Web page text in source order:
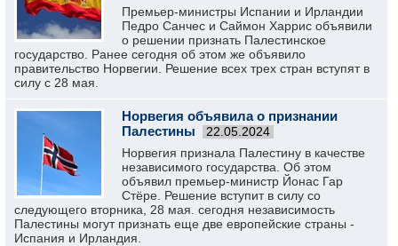
Премьер-министры Испании и Ирландии
Педро Санчес и Саймон Харрис объявили
о решении признать Палестинское
государство. Ранее сегодня об этом же объявило
правительство Норвегии. Решение всех трех стран вступят в
силу с 28 мая.
Норвегия объявила о признании
Палестины
22.05.2024
Норвегия признала Палестину в качестве
независимого государства. Об этом
объявил премьер-министр Йонас Гар
Стёре. Решение вступит в силу со
следующего вторника, 28 мая. сегодня независимость
Палестины могут признать еще две европейские страны -
Испания и Ирландия.